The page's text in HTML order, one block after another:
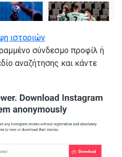
ιστοριών
σύνδεσμο προφίλ ή
αναζήτησης και κάντε